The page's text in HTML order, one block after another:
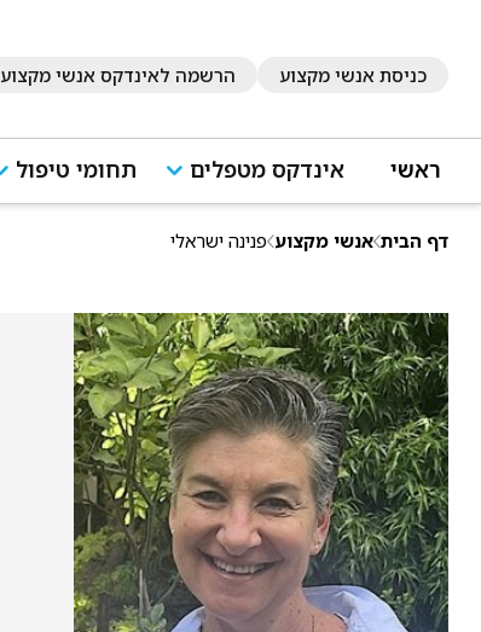
כניסת אנשי מקצוע הרשמה לאינדקס אנשי מקצוע
ראשי אינדקס מטפלים תחומי טיפול
דף הבית אנשי מקצוע פנינה ישראלי